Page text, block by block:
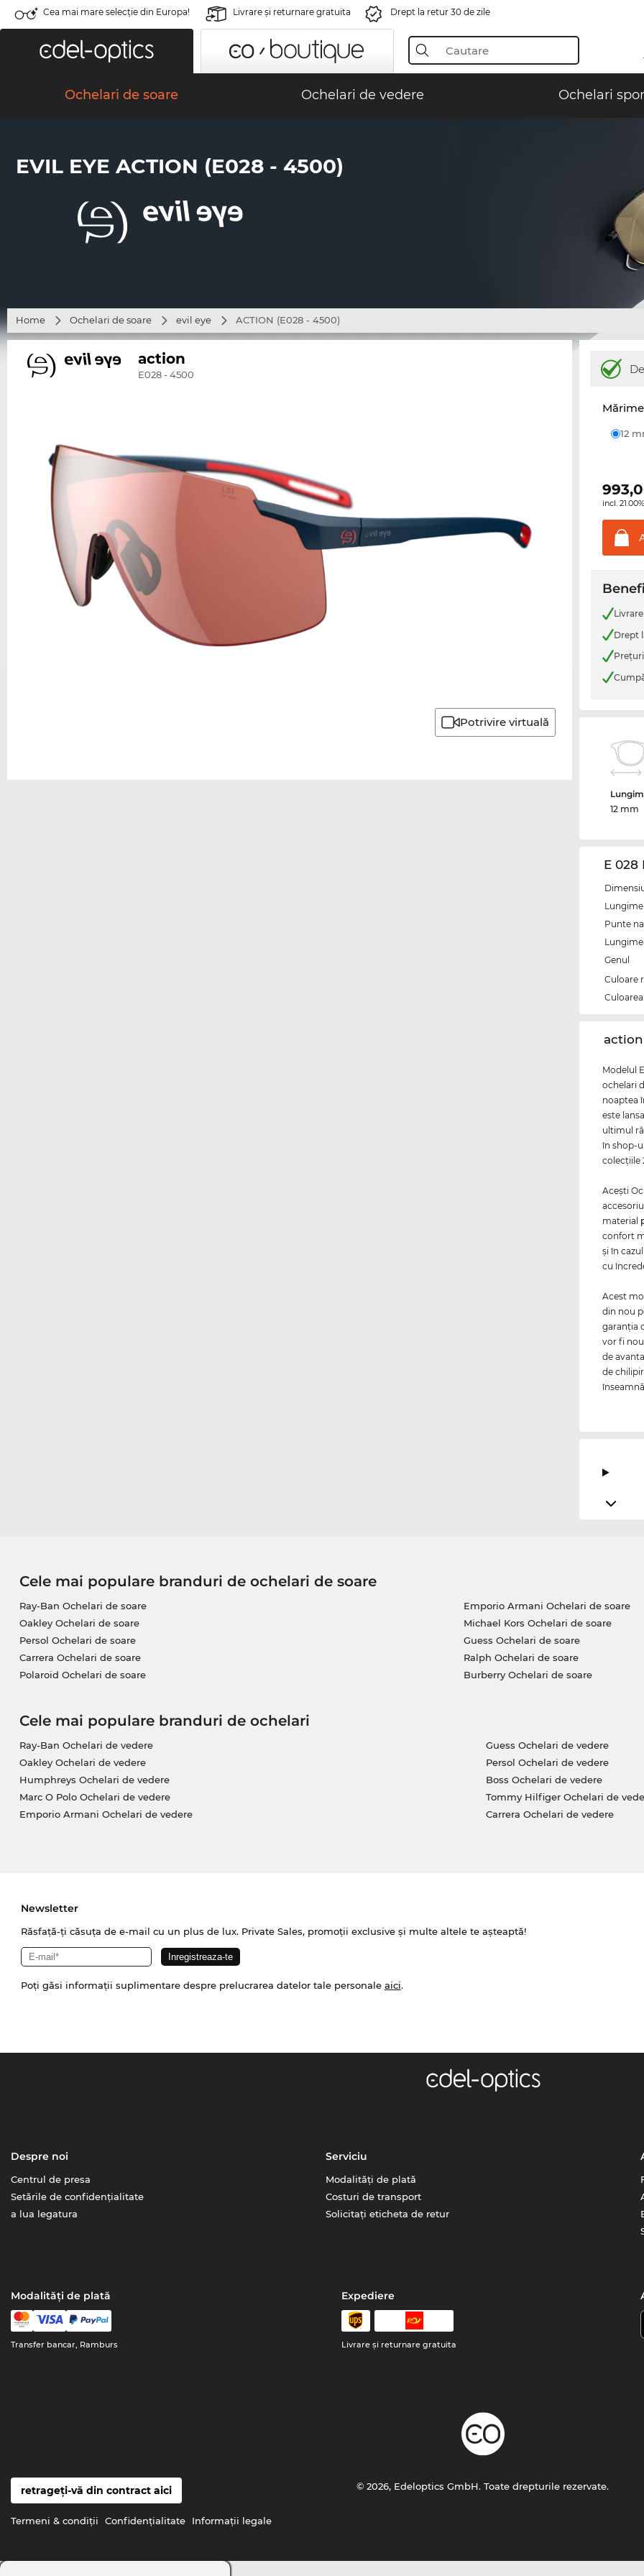
Cea mai mare selecție din Europa! Livrare şi returnare gratuita Drept la retur 30 de zile
Ochelari de soare Ochelari de vedere Ochelari
EVIL EYE ACTION (E028 - 4500)
Home Ochelari de soare evil eye ACTION (E028 - 4500)
action
E028 - 4500
Potrivire virtuală
12
incl.
Drept
12 mm
E
Punte
Genul
Culoare
Modelul
ochelari
noaptea
este
ultimul
în shop-
colecţiile
Aceşti
material
confort
și în
cu
Acest
din nou
garanţia
vor fi
de
de
Cele mai populare branduri de ochelari de soare
Ray-Ban Ochelari de soare
Oakley Ochelari de soare
Persol Ochelari de soare
Carrera Ochelari de soare
Polaroid Ochelari de soare
Emporio Armani Ochelari de soare
Michael Kors Ochelari de soare
Guess Ochelari de soare
Ralph Ochelari de soare
Burberry Ochelari de soare
Cele mai populare branduri de ochelari
Ray-Ban Ochelari de vedere
Oakley Ochelari de vedere
Humphreys Ochelari de vedere
Marc O Polo Ochelari de vedere
Emporio Armani Ochelari de vedere
Guess Ochelari de vedere
Persol Ochelari de vedere
Boss Ochelari de vedere
Tommy Hilfiger Ochelari de
Carrera Ochelari de vedere
Newsletter
Răsfață-ți căsuța de e-mail cu un plus de lux. Private Sales, promoții exclusive și multe altele te așteaptă!
Poți găsi informații suplimentare despre prelucrarea datelor tale personale aici.
Despre noi
Centrul de presa
Setările de confidențialitate
a lua legatura
Serviciu
Modalități de plată
Costuri de transport
Solicitați eticheta de retur
Modalități de plată
Transfer bancar, Ramburs
Expediere
Livrare şi returnare gratuita
retrageți-vă din contract aici
Termeni & condiţii Confidenţialitate Informaţii legale
© 2026, Edeloptics GmbH. Toate drepturile rezervate.